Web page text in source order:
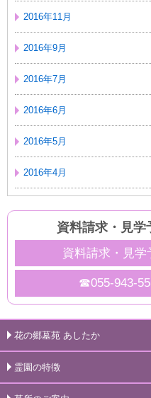
2016年11月
2016年9月
2016年7月
2016年6月
2016年5月
2016年4月
資料請求・見学
資料請求・見学
☎055-943-
花の郷墓苑 あしたか
霊園の特徴